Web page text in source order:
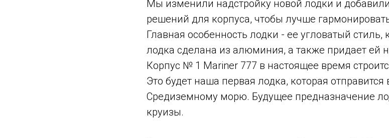
Мы изменили надстройку новой лодки и
решений для корпуса, чтобы лучше
Главная особенность лодки - ее угловатый
лодка сделана из алюминия, а также придает ей
Корпус № 1 Mariner 777 в настоящее время
Это будет наша первая лодка, которая
Средиземному морю. Будущее предназначение
круизы.